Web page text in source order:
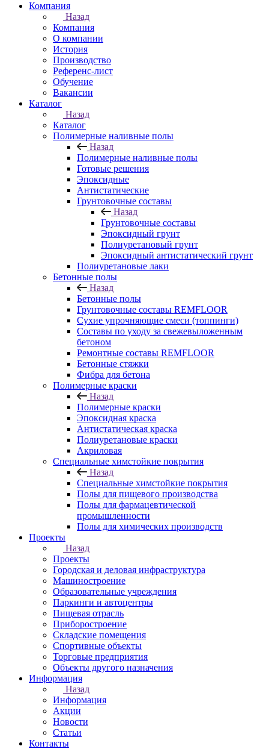
Компания
Назад
Компания
О компании
История
Производство
Референс-лист
Обучение
Вакансии
Каталог
Назад
Каталог
Полимерные наливные полы
Назад
Полимерные наливные полы
Готовые решения
Эпоксидные
Антистатические
Грунтовочные составы
Назад
Грунтовочные составы
Эпоксидный грунт
Полиуретановый грунт
Эпоксидный антистатический грунт
Полиуретановые лаки
Бетонные полы
Назад
Бетонные полы
Грунтовочные составы REMFLOOR
Сухие упрочняющие смеси (топпинги)
Составы по уходу за свежевыложенным
бетоном
Ремонтные составы REMFLOOR
Бетонные стяжки
Фибра для бетона
Полимерные краски
Назад
Полимерные краски
Эпоксидная краска
Антистатическая краска
Полиуретановые краски
Акриловая
Специальные химстойкие покрытия
Назад
Специальные химстойкие покрытия
Полы для пищевого производства
Полы для фармацевтической
промышленности
Полы для химических производств
Проекты
Назад
Проекты
Городская и деловая инфраструктура
Машиностроение
Образовательные учреждения
Паркинги и автоцентры
Пищевая отрасль
Приборостроение
Складские помещения
Спортивные объекты
Торговые предприятия
Объекты другого назначения
Информация
Назад
Информация
Акции
Новости
Статьи
Контакты